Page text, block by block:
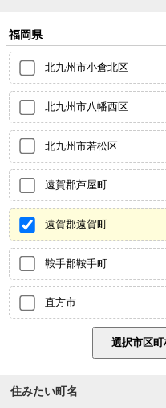
福岡県
北九州市小倉北区
北九州市八幡西区
北九州市若松区
遠賀郡芦屋町
遠賀郡遠賀町
鞍手郡鞍手町
直方市
住みたい町名